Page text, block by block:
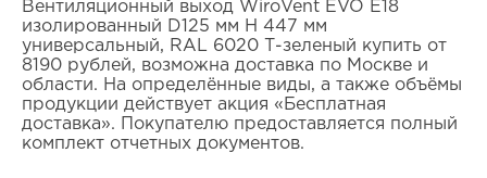
Вентиляционный выход WiroVent EVO E18
изолированный D125 мм Н 447 мм
универсальный, RAL 6020 Т-зеленый купить от
8190 рублей, возможна доставка по Москве и
области. На определённые виды, а также объёмы
продукции действует акция «Бесплатная
доставка». Покупателю предоставляется полный
комплект отчетных документов.